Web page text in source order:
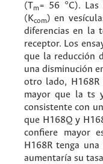
(Tm= 56 °C).
(Kcom) en
diferencias en la
receptor. Los
que la reducción
una disminución
otro lado,
mayor que la ts
consistente con
que H168Q y
confiere mayor
H168R tenga
aumentaría su